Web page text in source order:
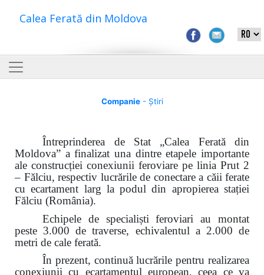
Calea Ferată din Moldova
Companie- Știri
Întreprinderea de Stat „Calea Ferată din
Moldova” a finalizat una dintre etapele importante
ale construcției conexiunii feroviare pe linia Prut 2
– Fălciu, respectiv lucrările de conectare a căii ferate
cu ecartament larg la podul din apropierea stației
Fălciu (România).
Echipele de specialiști feroviari au montat
peste 3.000 de traverse, echivalentul a 2.000 de
metri de cale ferată.
În prezent, continuă lucrările pentru realizarea
conexiunii cu ecartamentul european, ceea ce va